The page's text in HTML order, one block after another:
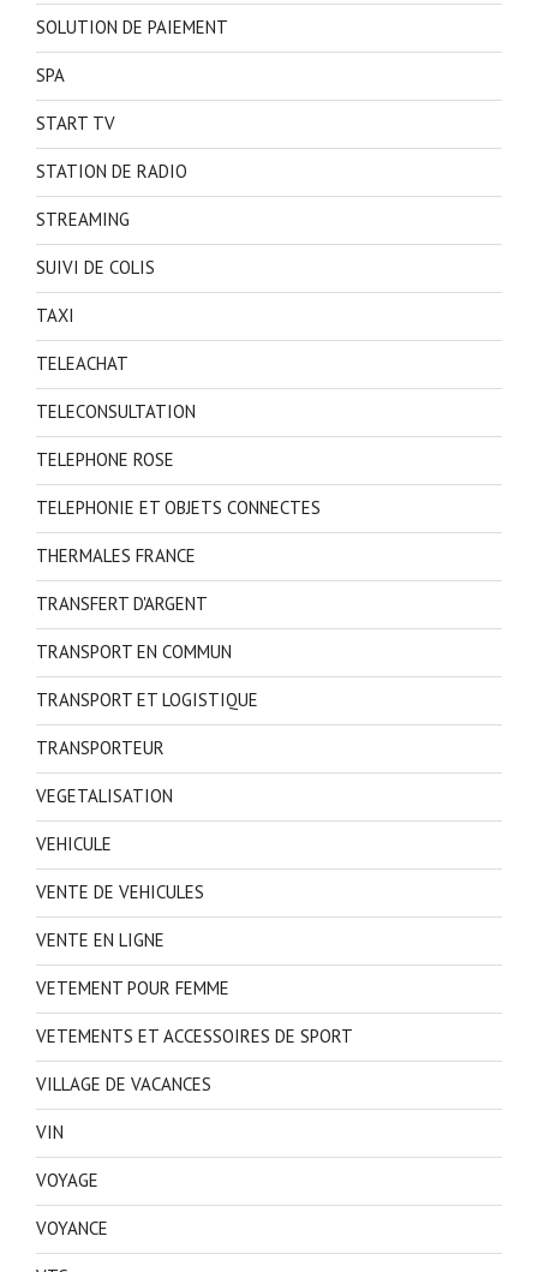
SOLUTION DE PAIEMENT
SPA
START TV
STATION DE RADIO
STREAMING
SUIVI DE COLIS
TAXI
TELEACHAT
TELECONSULTATION
TELEPHONE ROSE
TELEPHONIE ET OBJETS CONNECTES
THERMALES FRANCE
TRANSFERT D'ARGENT
TRANSPORT EN COMMUN
TRANSPORT ET LOGISTIQUE
TRANSPORTEUR
VEGETALISATION
VEHICULE
VENTE DE VEHICULES
VENTE EN LIGNE
VETEMENT POUR FEMME
VETEMENTS ET ACCESSOIRES DE SPORT
VILLAGE DE VACANCES
VIN
VOYAGE
VOYANCE